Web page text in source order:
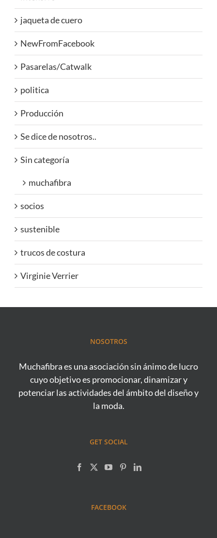
jaqueta de cuero
NewFromFacebook
Pasarelas/Catwalk
politica
Producción
Se dice de nosotros..
Sin categoría
muchafibra
socios
sustenible
trucos de costura
Virginie Verrier
NOSOTROS
Muchafibra es una asociación sin ánimo de lucro
cuyo objetivo es promocionar, dinamizar y
potenciar las actividades del ámbito del diseño y
la moda.
GET SOCIAL
FACEBOOK